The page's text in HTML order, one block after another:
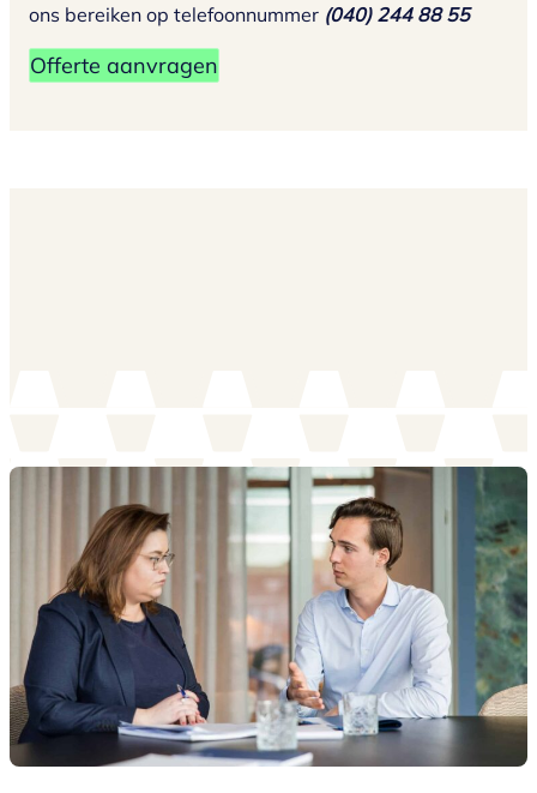
ons bereiken op telefoonnummer (040) 244 88 55
Offerte aanvragen